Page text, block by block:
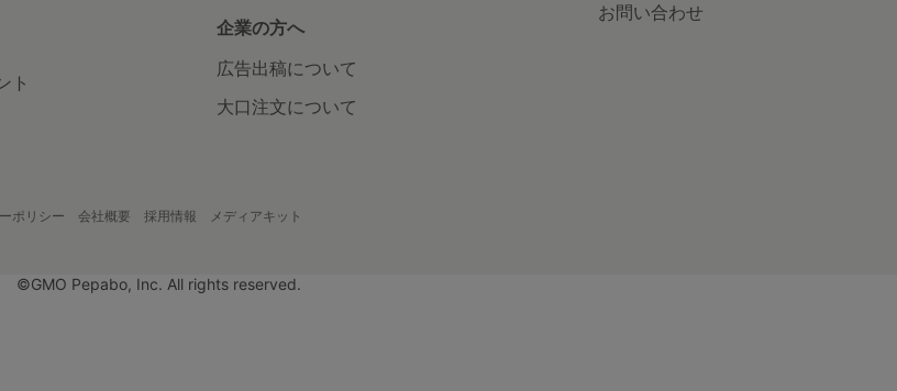
ト
企業の方へ
広告出稿について
大口注文について
お問い合わせ
ポリシー 会社概要 採用情報 メディアキット
©GMO Pepabo, Inc. All rights reserved.